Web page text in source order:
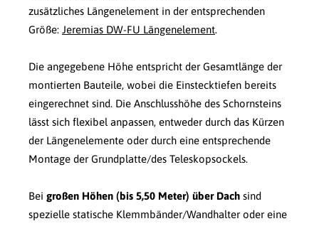
zusätzliches Längenelement in der entsprechenden
Größe: Jeremias DW-FU Längenelement.
Die angegebene Höhe entspricht der Gesamtlänge der
montierten Bauteile, wobei die Einstecktiefen bereits
eingerechnet sind. Die Anschlusshöhe des Schornsteins
lässt sich flexibel anpassen, entweder durch das Kürzen
der Längenelemente oder durch eine entsprechende
Montage der Grundplatte/des Teleskopsockels.
Bei großen Höhen (bis 5,50 Meter) über Dach sind
spezielle statische Klemmbänder/Wandhalter oder eine